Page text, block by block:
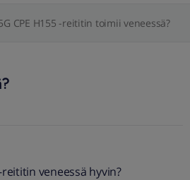
CPE H155 -reititin toimii veneessä?
veneessä hyvin?